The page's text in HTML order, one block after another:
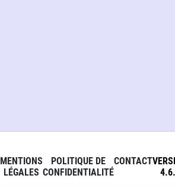
MENTIONS
LÉGALES
POLITIQUE DE
CONFIDENTIALITÉ
CONTACT